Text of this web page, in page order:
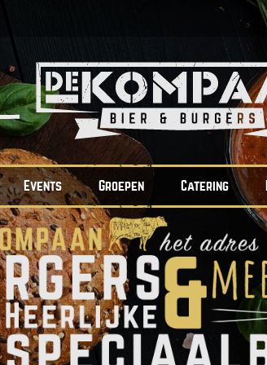
Events Groepen Catering